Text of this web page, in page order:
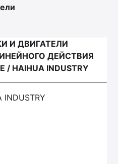
И ДВИГАТЕЛИ
ДЕЙСТВИЯ
INDUSTRY
INDUSTRY